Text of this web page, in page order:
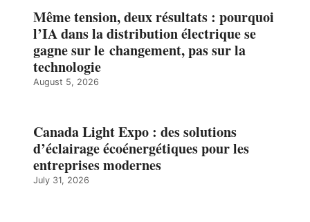
Même tension, deux résultats : pourquoi
l’IA dans la distribution électrique se
gagne sur le changement, pas sur la
technologie
August 5, 2026
Canada Light Expo : des solutions
d’éclairage écoénergétiques pour les
entreprises modernes
July 31, 2026